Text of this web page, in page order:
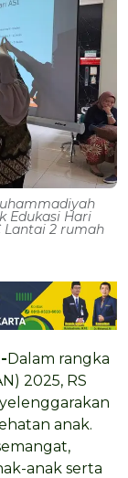
Edukasi Hari
Lantai 2 rumah
Dalam rangka
2025, RS
anak.
anak serta